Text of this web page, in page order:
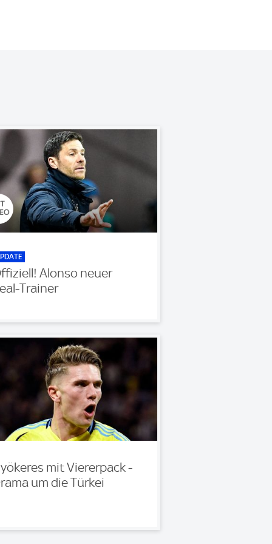
Alonso neuer
Trainer
mit Viererpack -
um die Türkei